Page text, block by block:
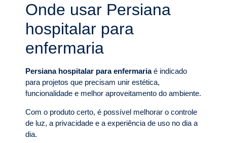
Onde usar Persiana
hospitalar para
enfermaria
Persiana hospitalar para enfermariaé indicado
para projetos que precisam unir estética,
funcionalidade e melhor aproveitamento do ambiente.
Com o produto certo, é possível melhorar o controle
de luz, a privacidade e a experiência de uso no dia a
dia.